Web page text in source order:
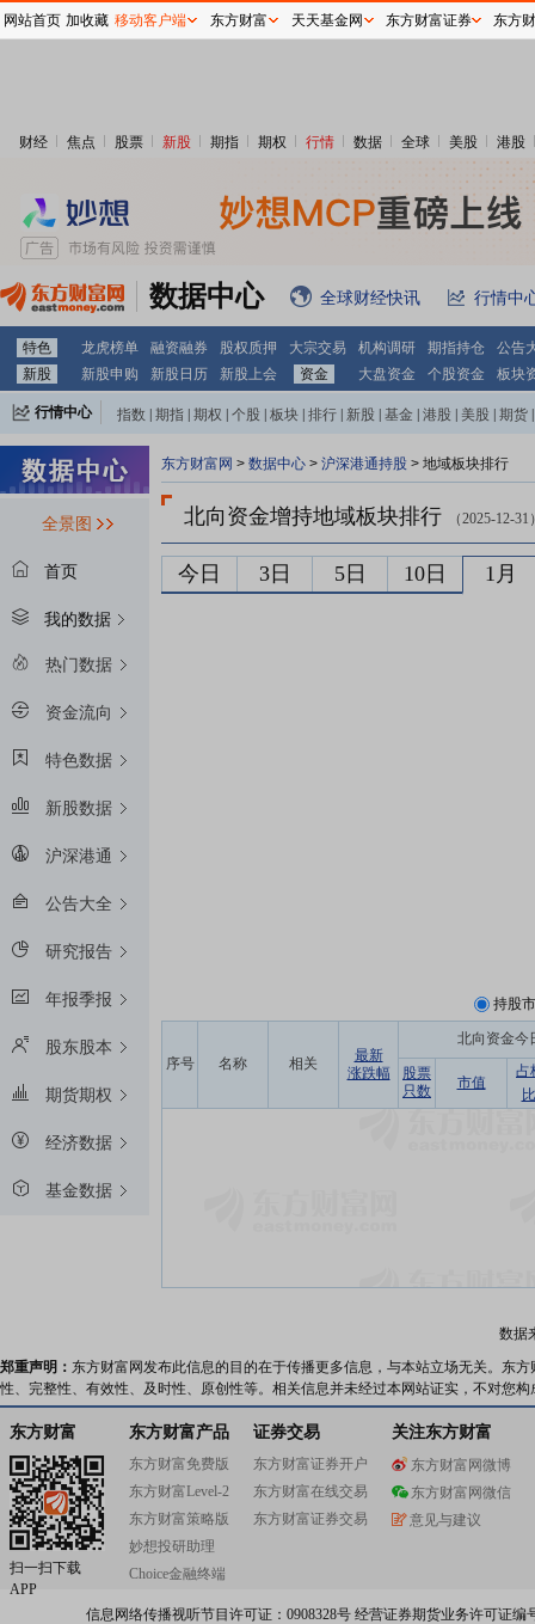
财经 焦点 股票 新股 期指 期权 行情 数据 全球 美股 港股
数据中心 全球财经快讯 行情中
特色 龙虎榜单 融资融券 股权质押 大宗交易 机构调研 期指持仓
公告
新股
新股申购 新股日历 新股上会 资金 大盘资金 个股资金 板块
行情中心 指数 期指 期权 个股 板块 排行 新股 基金 港股 美股 期货
全景图
首页
我的数据
热门数据
资金流向
特色数据
新股数据
沪深港通
公告大全
研究报告
年报季报
股东股本
期货期权
经济数据
基金数据
东方财富网 > 数据中心 > 沪深港通持股 > 地域板块排行
北向资金增持地域板块排行 （2025-12-31
今日 3日 5日 10日 1月
持股
序号 名称 相关
最新
涨跌幅
北向资金今
股票
只数
市值
占
比
数据
郑重声明： 东方财富网发布此信息的目的在于传播更多信息，与本站立场无关。东
性、完整性、有效性、及时性、原创性等。相关信息并未经过本网站证实，不对您
东方财富
扫一扫下载
APP
东方财富产品
东方财富免费版
东方财富Level-2
东方财富策略版
妙想投研助理
Choice金融终端
证券交易
东方财富证券开户
东方财富在线交易
东方财富证券交易
关注东方财富
东方财富网微博
东方财富网微信
意见与建议
信息网络传播视听节目许可证：0908328号 经营证券期货业务许可证编
网站首页 加收藏 移动客户端 东方财富 天天基金网 东方财富证券 东方